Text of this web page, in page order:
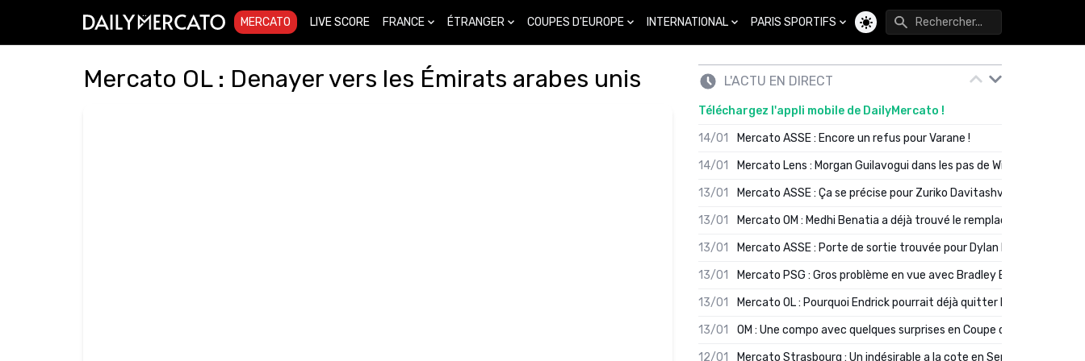
MERCATO LIVE SCORE FRANCE ÉTRANGER COUPES D'EUROPE INTERNATIONAL PARIS SPORTIFS
Changer de thème
Mercato OL : Denayer vers les Émirats arabes unis L'ACTU EN DIRECT
Téléchargez l'appli mobile de DailyMercato !
14/01
Mercato ASSE : Encore un refus pour Varane !
14/01
Mercato Lens : Morgan Guilavogui dans les pas de Will Still ?
13/01
Mercato ASSE : Ça se précise pour Zuriko Davitashvili
13/01
Mercato OM : Medhi Benatia a déjà trouvé le remplaçant de Robinio
13/01
Mercato ASSE : Porte de sortie trouvée pour Dylan Batubinsika
13/01
Mercato PSG : Gros problème en vue avec Bradley Barcola ?
13/01
Mercato OL : Pourquoi Endrick pourrait déjà quitter Lyon en janvier
13/01
OM : Une compo avec quelques surprises en Coupe de France
12/01
Mercato Strasbourg : Un indésirable a la cote en Serie A